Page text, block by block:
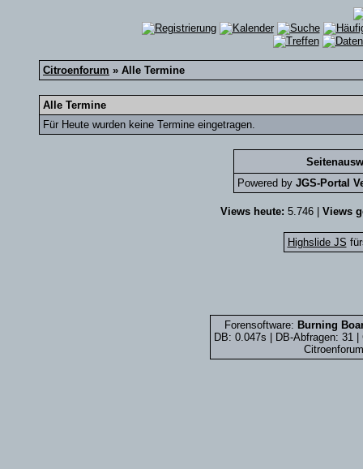
Citroenforum » Alle Termine
Alle Termine
Für Heute wurden keine Termine eingetragen.
Powered by JGS-Portal
Views heute: 5.746 | Views
Highslide JS
Forensoftware: Burning
DB: 0.047s | DB-Abfragen: 31